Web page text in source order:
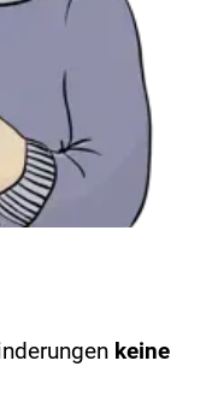
keine